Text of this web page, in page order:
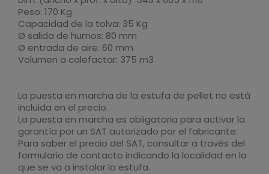
Peso: 170 Kg
Capacidad de la tolva: 35 Kg
Ø salida de humos: 80 mm
Ø entrada de aire: 60 mm
Volumen a calefactar: 375 m3
La puesta en marcha de la estufa de pellet no está
incluida en el precio.
La puesta en marcha es obligatoria para activar la
garantía por un SAT autorizado por el fabricante.
Para saber el precio del SAT, consultar a través del
formulario de contacto indicando la localidad en la
que se va a instalar la estufa.